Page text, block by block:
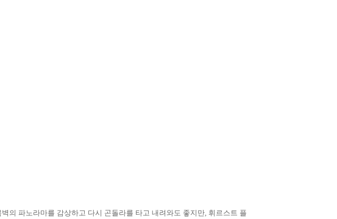
의 파노라마를 감상하고 다시 곤돌라를 타고 내려와도 좋지만, 휘르스트 플